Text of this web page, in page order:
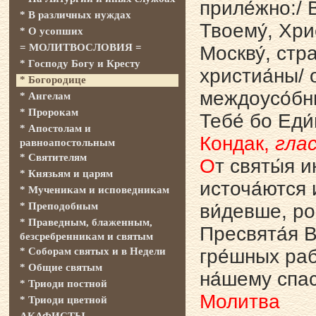
приле́жно:/
Твоему́,
Москву́,
христиа́ны/
Тебе́ бо
Кондак,
От святы́я
источа́ются
ви́девше,
Пресвята́я
гре́шных
на́шему
Молитва
* В различных нуждах
* О усопших
= МОЛИТВОСЛОВИЯ =
* Господу Богу и Кресту
* Богородице
* Ангелам
* Пророкам
* Апостолам и
равноапостольным
* Святителям
* Князьям и царям
* Мученикам и исповедникам
* Преподобным
* Праведным, блаженным,
безсребренникам и святым
* Соборам святых и в Недели
* Общие святым
* Триоди постной
* Триоди цветной